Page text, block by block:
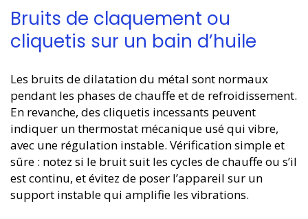
Bruits de claquement ou
cliquetis sur un bain d’huile
Les bruits de dilatation du métal sont normaux
pendant les phases de chauffe et de refroidissement.
En revanche, des cliquetis incessants peuvent
indiquer un thermostat mécanique usé qui vibre,
avec une régulation instable. Vérification simple et
sûre : notez si le bruit suit les cycles de chauffe ou s’il
est continu, et évitez de poser l’appareil sur un
support instable qui amplifie les vibrations.